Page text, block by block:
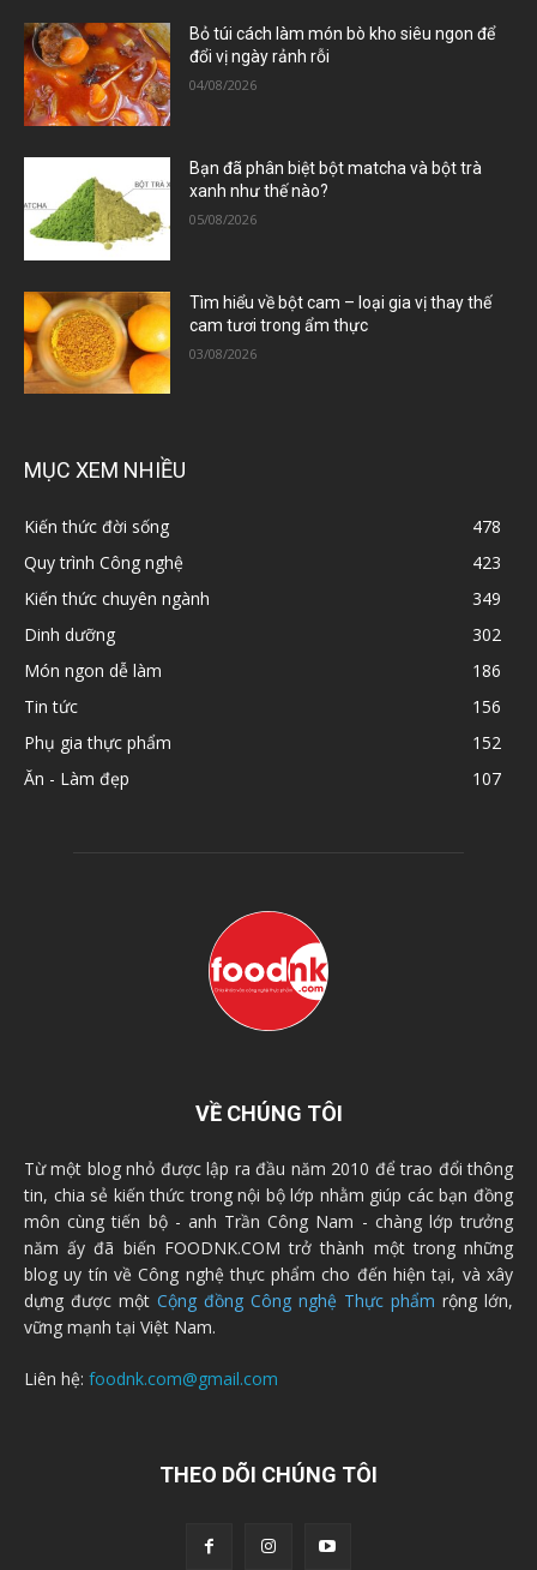
Bỏ túi cách làm món bò kho siêu ngon để
đổi vị ngày rảnh rỗi
04/08/2026
Bạn đã phân biệt bột matcha và bột trà
xanh như thế nào?
05/08/2026
Tìm hiểu về bột cam – loại gia vị thay thế
cam tươi trong ẩm thực
03/08/2026
MỤC XEM NHIỀU
Kiến thức đời sống
478
Quy trình Công nghệ
423
Kiến thức chuyên ngành
349
Dinh dưỡng
302
Món ngon dễ làm
186
Tin tức
156
Phụ gia thực phẩm
152
Ăn - Làm đẹp
107
VỀ CHÚNG TÔI
Từ một blog nhỏ được lập ra đầu năm 2010 để trao đổi thông
tin, chia sẻ kiến thức trong nội bộ lớp nhằm giúp các bạn đồng
môn cùng tiến bộ - anh Trần Công Nam - chàng lớp trưởng
năm ấy đã biến FOODNK.COM trở thành một trong những
blog uy tín về Công nghệ thực phẩm cho đến hiện tại, và xây
dựng được một Cộng đồng Công nghệ Thực phẩm rộng lớn,
vững mạnh tại Việt Nam.
Liên hệ: foodnk.com@gmail.com
THEO DÕI CHÚNG TÔI